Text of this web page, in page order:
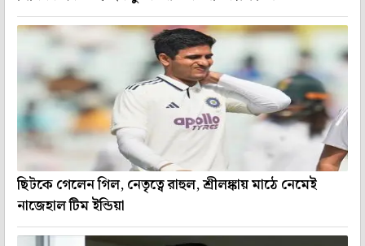
ছিটকে গেলেন গিল, নেতৃত্বে রাহুল, শ্রীলঙ্কায় মাঠে নেমেই
নাজেহাল টিম ইন্ডিয়া